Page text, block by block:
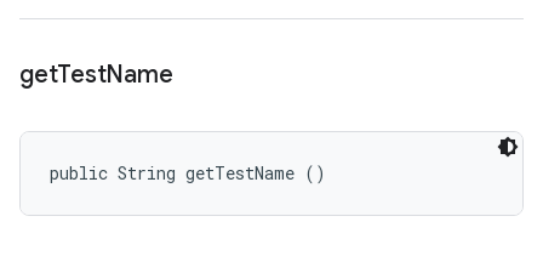
getTestName
public String getTestName ()